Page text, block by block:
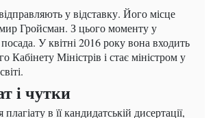
у відставку. Його місце
Гройсман. З цього моменту у
У квітні 2016 року вона входить
Кабінету Міністрів і стає міністром у
і чутки
в її кандидатській дисертації,